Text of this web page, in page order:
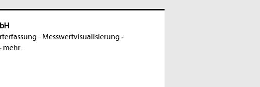
- Messwertvisualisierung ·
· mehr...